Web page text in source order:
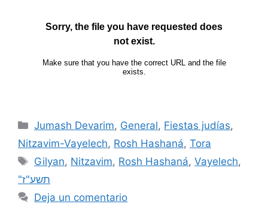
Jumash Devarim, General, Fiestas judías,
Nitzavim-Vayelech, Rosh Hashaná, Tora
Gilyan, Nitzavim, Rosh Hashaná,Vayelech,
"תשע"ז
Deja un comentario